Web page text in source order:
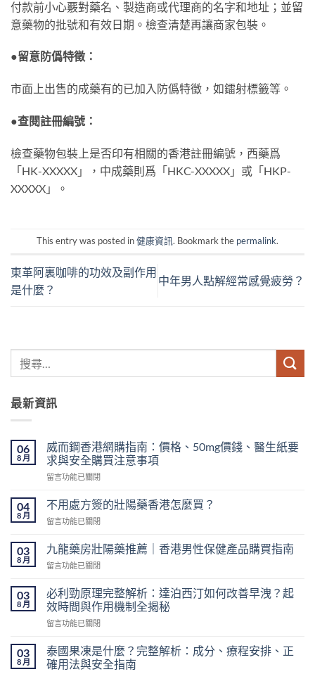
付款前小心覈對藥名、製造商或代理商的名字和地址；並留
意藥物的批號和有效日期。檢查清楚再讓商家包裝。
●留意防僞特徵：
市面上出售的成藥有的已加入防僞特徵，如鐳射標籤等。
●查閱註冊編號：
檢查藥物包裝上是否印有相關的香港註冊編號，西藥爲
「HK-XXXXX」，中成藥則爲「HKC-XXXXX」或「HKP-
XXXXX」。
This entry was posted in健康資訊. Bookmark the permalink.
東革阿裏咖啡的功效及副作用
是什麼？
中年男人點解經常感覺疲勞？
最新資訊
06
8 月
威而鋼香港網購指南：價格、50mg價錢、醫生紙要
求與安全購買注意事項
在
而
鋼
香
網
購
指
價
格、
50mg
錢、
醫
生
留言功能已關閉
04
8 月
不用處方簽的壯陽藥香港怎麼買？
在
用
處
方
的
壯
藥
港
怎
留言功能已關閉
03
8 月
九龍藥房壯陽藥推薦｜香港男性保健產品購買指南
在
龍
藥
房
壯
藥
推
薦
留言功能已關閉
03
8 月
必利勁原理完整解析：達泊西汀如何改善早洩？起
效時間與作用機制全揭秘
在
利
勁
原
留言功能已關閉
03
8 月
泰國果凍是什麼？完整解析：成分、療程安排、正
確用法與安全指南